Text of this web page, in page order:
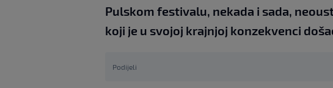
Pulskom festivalu, nekada i sada,
koji je u svojoj krajnjoj konzekvenci
Podijeli